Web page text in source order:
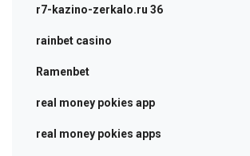
r7-kazino-zerkalo.ru 36
rainbet casino
Ramenbet
real money pokies app
real money pokies apps